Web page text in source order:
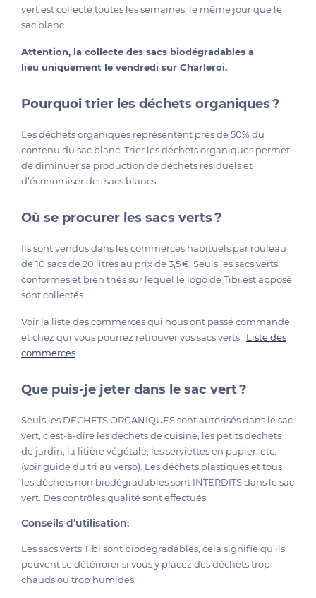
vert est collecté toutes les semaines, le même jour que le
sac blanc.
Attention, la collecte des sacs biodégradables a
lieu uniquement le vendredi sur Charleroi.
Pourquoi trier les déchets organiques ?
Les déchets organiques représentent près de 50% du
contenu du sac blanc. Trier les déchets organiques permet
de diminuer sa production de déchets résiduels et
d’économiser des sacs blancs.
Où se procurer les sacs verts ?
Ils sont vendus dans les commerces habituels par rouleau
de 10 sacs de 20 litres au prix de 3,5 €. Seuls les sacs verts
conformes et bien triés sur lequel le logo de Tibi est apposé
sont collectés.
Voir la liste des commerces qui nous ont passé commande
et chez qui vous pourrez retrouver vos sacs verts : Liste des
commerces
Que puis-je jeter dans le sac vert ?
Seuls les DECHETS ORGANIQUES sont autorisés dans le sac
vert, c’est-à-dire les déchets de cuisine, les petits déchets
de jardin, la litière végétale, les serviettes en papier, etc.
(voir guide du tri au verso). Les déchets plastiques et tous
les déchets non biodégradables sont INTERDITS dans le sac
vert. Des contrôles qualité sont effectués.
Conseils d’utilisation:
Les sacs verts Tibi sont biodégradables, cela signifie qu’ils
peuvent se détériorer si vous y placez des déchets trop
chauds ou trop humides.